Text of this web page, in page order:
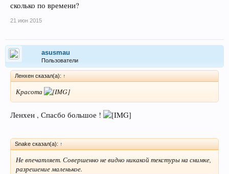
сколько по времени?
21 июн 2015
asusmau
Пользователи
Ленхен сказал(а): ↑
Красота
Ленхен , Спасбо большое !
Snake сказал(а): ↑
Не впечатляет. Совершенно не видно никакой текстуры на снимке,
разрешение маленькое.